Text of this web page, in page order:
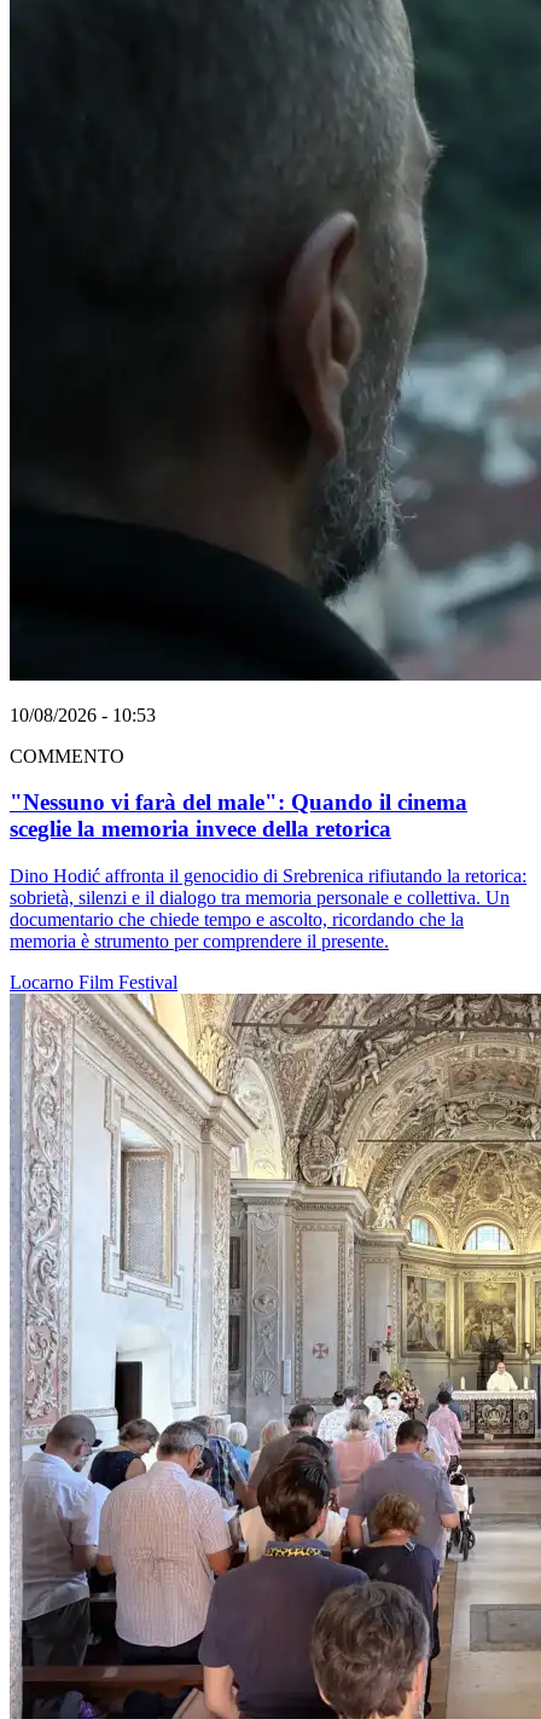
10/08/2026 - 10:53
COMMENTO
"Nessuno vi farà del male": Quando il cinema
sceglie la memoria invece della retorica
Dino Hodić affronta il genocidio di Srebrenica rifiutando la retorica:
sobrietà, silenzi e il dialogo tra memoria personale e collettiva. Un
documentario che chiede tempo e ascolto, ricordando che la
memoria è strumento per comprendere il presente.
Locarno Film Festival